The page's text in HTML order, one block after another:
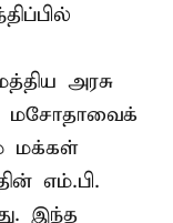
அரசு
மசோதாவைக்
மக்கள்
எம்.பி.
இந்த